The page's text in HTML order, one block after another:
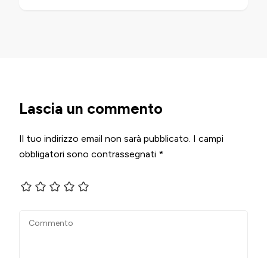
Lascia un commento
Il tuo indirizzo email non sarà pubblicato. I campi
obbligatori sono contrassegnati *